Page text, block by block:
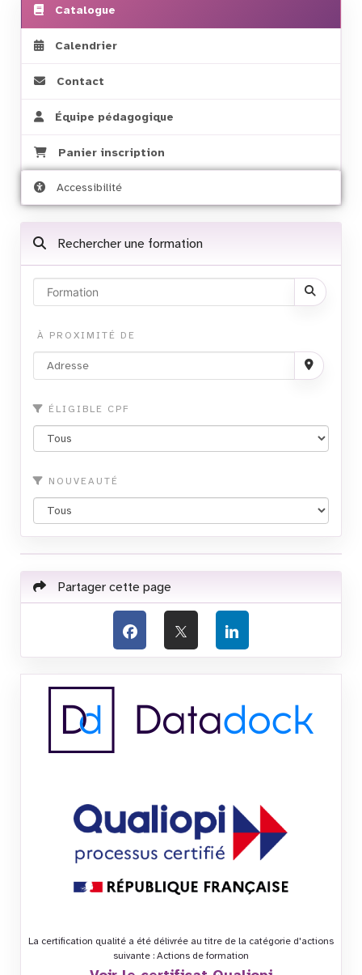
Catalogue
Calendrier
Contact
Équipe pédagogique
Panier inscription
Accessibilité
Rechercher une formation
À PROXIMITÉ DE
ÉLIGIBLE CPF
NOUVEAUTÉ
Partager cette page
La certification qualité a été délivrée au titre de la catégorie d'actions
suivante : Actions de formation